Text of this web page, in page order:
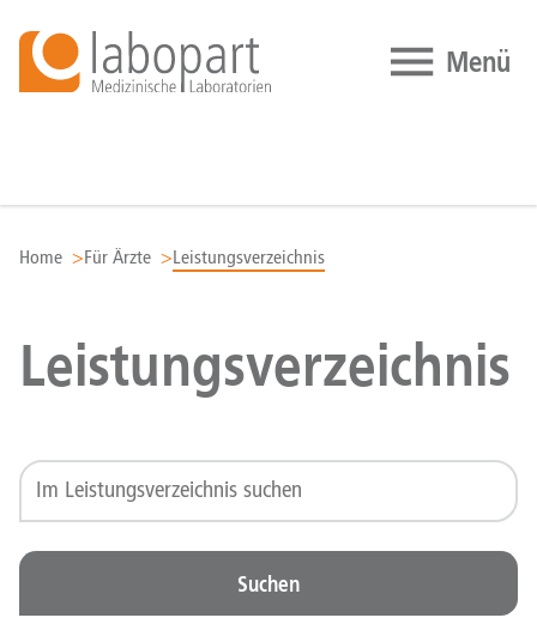
Home Für Ärzte Leistungsverzeichnis
Leistungsverzeichnis
Suchen